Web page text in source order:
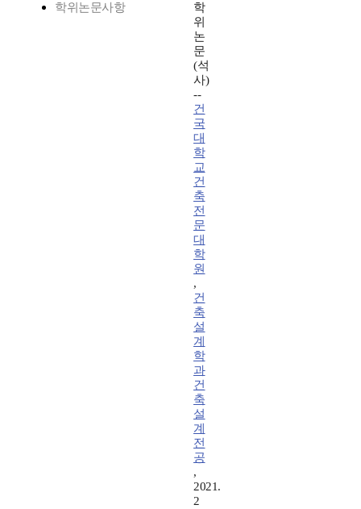
학위논문사항
학
위
논
문
(석
사)
--
건
국
대
학
교
건
축
전
문
대
학
원
,
건
축
설
계
학
과
건
축
설
계
전
공
,
2021.
2